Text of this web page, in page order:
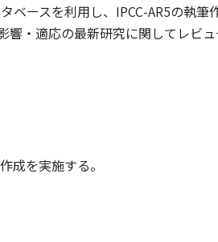
ベースを利用し、IPCC-AR5の執
・適応の最新研究に関してレビュ
成を実施する。